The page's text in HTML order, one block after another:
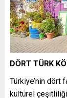
DÖRT TÜRK
Türkiye’nin dört
kültürel